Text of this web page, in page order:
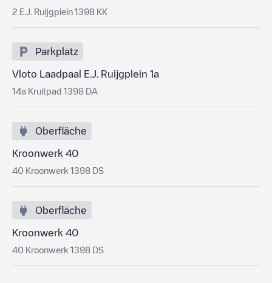
2 E.J. Ruijgplein 1398 KK
Parkplatz
Vloto Laadpaal E.J. Ruijgplein 1a
14a Kruitpad 1398 DA
Oberfläche
Kroonwerk 40
40 Kroonwerk 1398 DS
Oberfläche
Kroonwerk 40
40 Kroonwerk 1398 DS